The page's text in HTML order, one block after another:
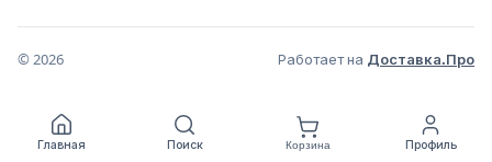
© 2026 Работает на Доставка.Про
Главная Поиск Корзина Профиль